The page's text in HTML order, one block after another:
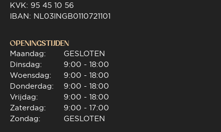
KVK: 95 45 10 56
IBAN: NL03INGB0110721101
OPENINGSTIJDEN
Maandag:
Dinsdag:
Woensdag:
Donderdag:
Vrijdag:
Zaterdag:
Zondag:
GESLOTEN
9:00 - 18:00
9:00 - 18:00
9:00 - 18:00
9:00 - 18:00
9:00 - 17:00
GESLOTEN